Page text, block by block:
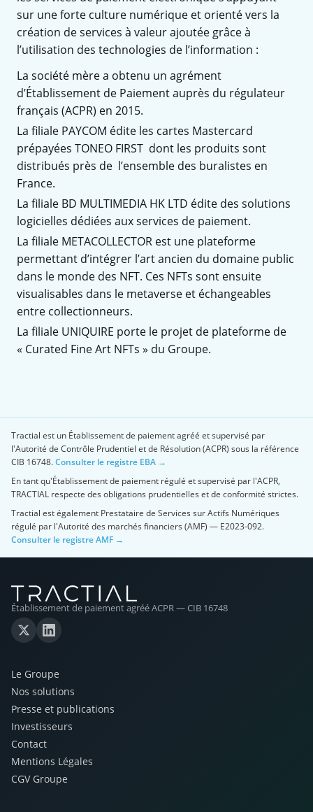
sur une forte culture numérique et orienté vers la
création de services à valeur ajoutée grâce à
l’utilisation des technologies de l’information :
La société mère a obtenu un agrément
d’Établissement de Paiement auprès du régulateur
français (ACPR) en 2015.
La filiale PAYCOM édite les cartes Mastercard
prépayées TONEO FIRST dont les produits sont
distribués près de l’ensemble des buralistes en
France.
La filiale BD MULTIMEDIA HK LTD édite des solutions
logicielles dédiées aux services de paiement.
La filiale METACOLLECTOR est une plateforme
permettant d’intégrer l’art ancien du domaine public
dans le monde des NFT. Ces NFTs sont ensuite
visualisables dans le metaverse et échangeables
entre collectionneurs.
La filiale UNIQUIRE porte le projet de plateforme de
« Curated Fine Art NFTs » du Groupe.
Tractial est un Établissement de paiement agréé et supervisé par
l'Autorité de Contrôle Prudentiel et de Résolution (ACPR) sous la référence
CIB 16748.Consulter le registre EBA →
En tant qu'Établissement de paiement régulé et supervisé par l'ACPR,
TRACTIAL respecte des obligations prudentielles et de conformité strictes.
Tractial est également Prestataire de Services sur Actifs Numériques
régulé par l'Autorité des marchés financiers (AMF) — E2023-092.
Consulter le registre AMF →
Établissement de paiement agréé ACPR — CIB 16748
Le Groupe
Nos solutions
Presse et publications
Investisseurs
Contact
Mentions Légales
CGV Groupe